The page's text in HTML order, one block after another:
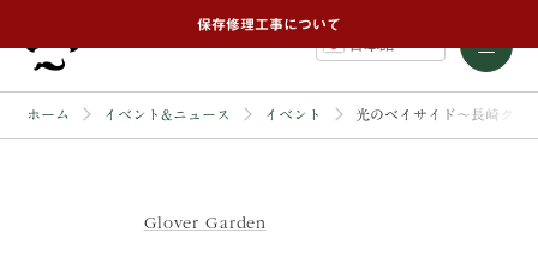
保存修理工事について
ホーム イベント&ニュース イベント 光のベイサイド〜長崎クリ
Glover Garden